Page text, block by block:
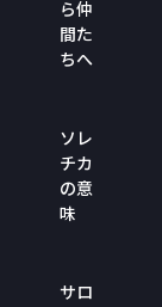
ら仲
間た
ちへ
ソレ
チカ
の意
味
サロ